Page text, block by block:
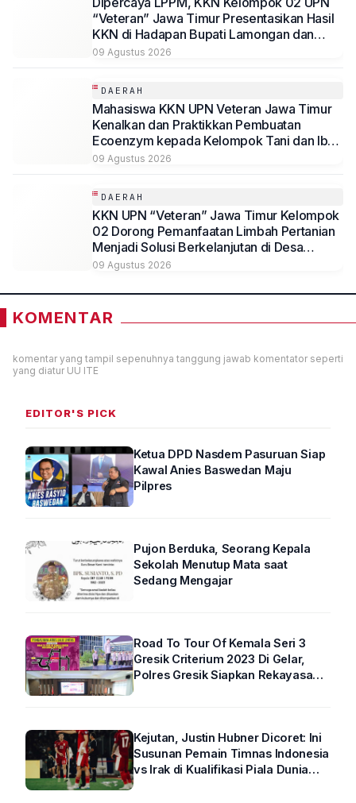
“Veteran” Jawa Timur Presentasikan Hasil
KKN di Hadapan Bupati Lamongan dan
Jajaran
09 Agustus 2026
DAERAH
Mahasiswa KKN UPN Veteran Jawa Timur
Kenalkan dan Praktikkan Pembuatan
Ecoenzym kepada Kelompok Tani dan Ibu
PKK di Jombang
09 Agustus 2026
DAERAH
KKN UPN “Veteran” Jawa Timur Kelompok
02 Dorong Pemanfaatan Limbah Pertanian
Menjadi Solusi Berkelanjutan di Desa
Kedungmegarih, Dihadiri Rektorat dan
09 Agustus 2026
KOMENTAR
komentar yang tampil sepenuhnya tanggung jawab komentator seperti
yang diatur UU ITE
EDITOR'S PICK
Ketua DPD Nasdem Pasuruan Siap
Kawal Anies Baswedan Maju
Pilpres
Pujon Berduka, Seorang Kepala
Sekolah Menutup Mata saat
Sedang Mengajar
Road To Tour Of Kemala Seri 3
Gresik Criterium 2023 Di Gelar,
Polres Gresik Siapkan Rekayasa
Kejutan, Justin Hubner Dicoret: Ini
Susunan Pemain Timnas Indonesia
vs Irak di Kualifikasi Piala Dunia